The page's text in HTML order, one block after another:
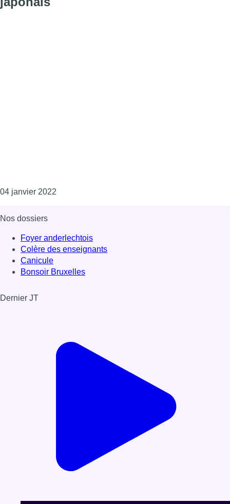
04 janvier 2022
Nos dossiers
Foyer anderlechtois
Colère des enseignants
Canicule
Bonsoir Bruxelles
Dernier JT